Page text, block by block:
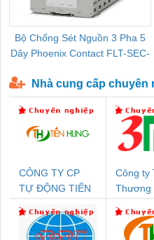
Bộ Chống Sét Nguồn 3 Pha 5
Dây Phoenix Contact FLT-SEC-
Nhà cung cấp chuyên
CÔNG TY CP
TỰ ĐỘNG TIẾN
Công ty
Thương